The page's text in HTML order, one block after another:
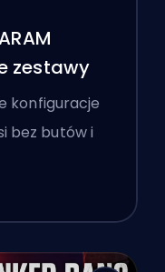
zestawy
konfiguracje
bez butów i